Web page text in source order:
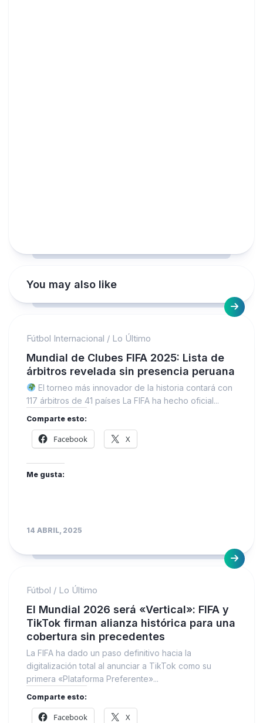
You may also like
Fútbol Internacional / Lo Último
Mundial de Clubes FIFA 2025: Lista de
árbitros revelada sin presencia peruana
El torneo más innovador de la historia contará con
117 árbitros de 41 países La FIFA ha hecho oficial...
Comparte esto:
Facebook X
Me gusta:
14 ABRIL, 2025
Fútbol / Lo Último
El Mundial 2026 será «Vertical»: FIFA y
TikTok firman alianza histórica para una
cobertura sin precedentes
La FIFA ha dado un paso definitivo hacia la
digitalización total al anunciar a TikTok como su
primera «Plataforma Preferente»...
Comparte esto:
Facebook X